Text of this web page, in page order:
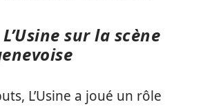
sur la scène
L’Usine a joué un rôle